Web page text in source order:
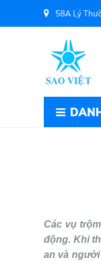
58A Lý
Các vụ
động. Khi
an và người